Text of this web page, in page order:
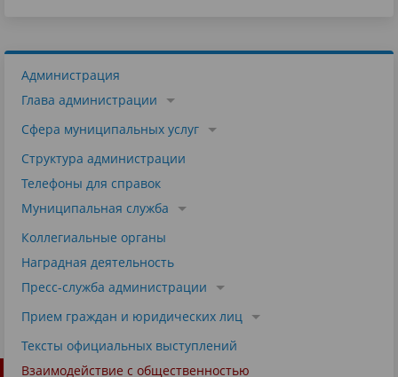
Администрация
Глава администрации
Сфера муниципальных услуг
Структура администрации
Телефоны для справок
Муниципальная служба
Коллегиальные органы
Наградная деятельность
Пресс-служба администрации
Прием граждан и юридических лиц
Тексты официальных выступлений
Взаимодействие с общественностью